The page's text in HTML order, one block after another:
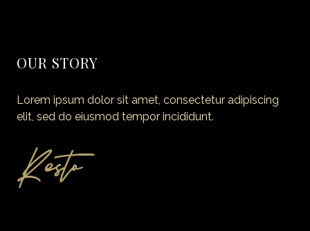
OUR STORY
Lorem ipsum dolor sit amet, consectetur adipiscing
elit, sed do eiusmod tempor incididunt.